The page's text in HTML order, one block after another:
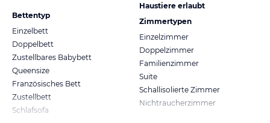
Bettentyp
Einzelbett
Doppelbett
Zustellbares Babybett
Queensize
Französisches Bett
Zustellbett
Schlafsofa
Haustiere erlaubt
Zimmertypen
Einzelzimmer
Doppelzimmer
Familienzimmer
Suite
Schallisolierte Zimmer
Nichtraucherzimmer